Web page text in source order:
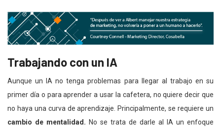
Trabajando con un IA
Aunque un IA no tenga problemas para llegar al trabajo en su
primer día o para aprender a usar la cafetera, no quiere decir que
no haya una curva de aprendizaje. Principalmente, se requiere un
cambio de mentalidad. No se trata de darle al IA un enfoque